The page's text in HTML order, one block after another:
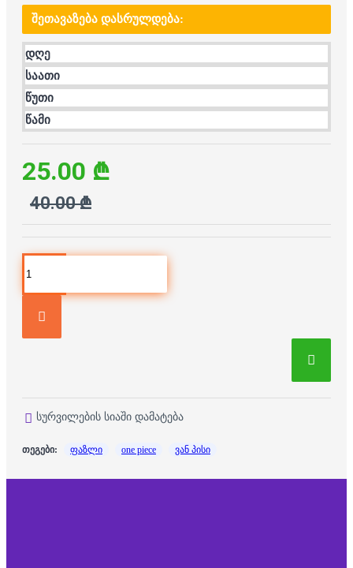
ᲨᲔᲗᲐᲕᲐᲖᲔᲑᲐ ᲓᲐᲡᲠᲣᲚᲓᲔᲑᲐ:
დღე
საათი
წუთი
წამი
25.00 ₾
40.00 ₾
სურვილების სიაში დამატება
თეგები: ფაზლი one piece ვან პისი